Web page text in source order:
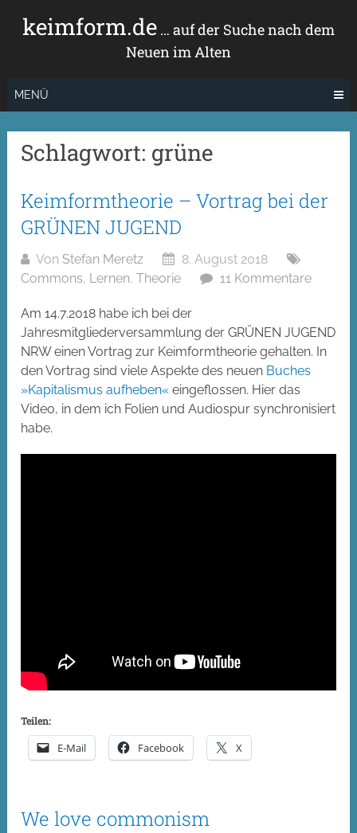
Inhaltkeimform.de… auf der Suche nach dem
Neuen im Alten
MENÜ
Schlagwort: grüne
Keimformtheorie – Vortrag bei der
GRÜNEN JUGEND
Von Stefan Meretz
8. August 2018
Commons, Lernen,Theorie 11 Kommentare
Am 14.7.2018 habe ich bei der
Jahresmitgliederversammlung der GRÜNEN JUGEND
NRW einen Vortrag zur Keimformtheorie gehalten. In
den Vortrag sind viele Aspekte des neuen Buches
»Kapitalismus aufheben« eingeflossen. Hier das
Video, in dem ich Folien und Audiospur synchronisiert
habe.
Teilen:
E-Mail Facebook X
We love commonism